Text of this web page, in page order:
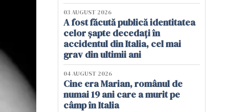
03 AUGUST 2026
A fost făcută publică identitatea
celor șapte decedați în
accidentul din Italia, cel mai
grav din ultimii ani
04 AUGUST 2026
Cine era Marian, românul de
numai 19 ani care a murit pe
câmp în Italia